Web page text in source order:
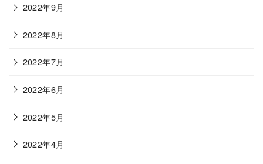
2022年9月
2022年8月
2022年7月
2022年6月
2022年5月
2022年4月